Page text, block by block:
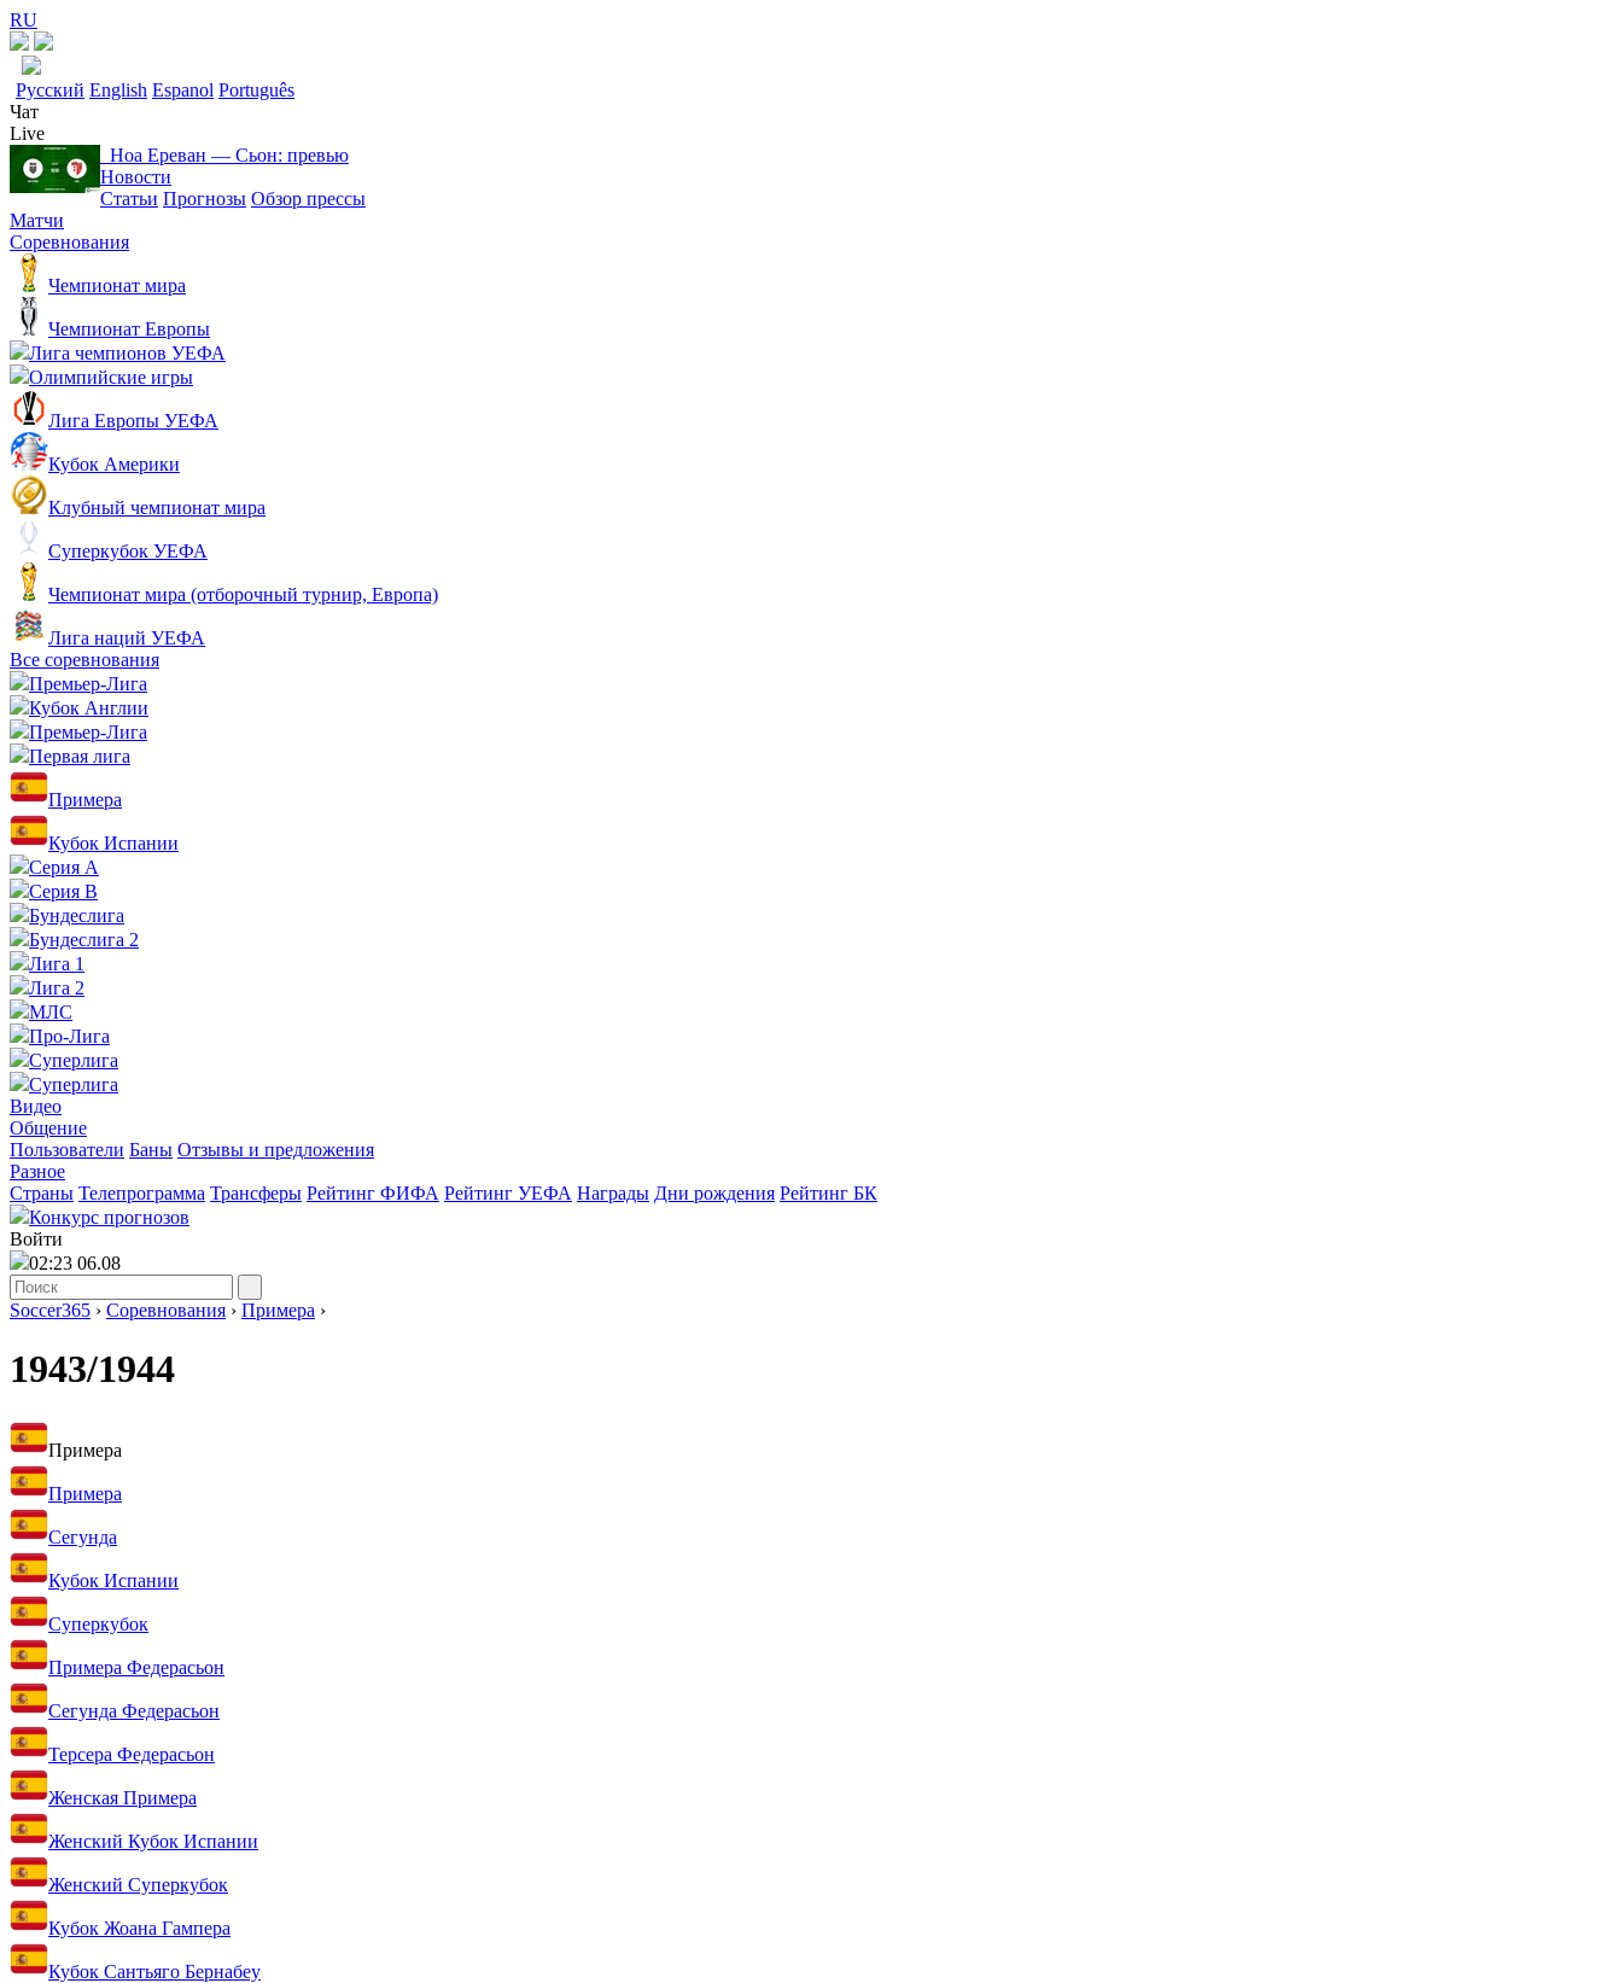
RU
Русский English Espanol Português
Чат
Live
Ноа Ереван ― Сьон: превью
Новости
Статьи Прогнозы Обзор прессы
Матчи
Соревнования
Чемпионат мира
Чемпионат Европы
Лига чемпионов УЕФА
Олимпийские игры
Лига Европы УЕФА
Кубок Америки
Клубный чемпионат мира
Суперкубок УЕФА
Чемпионат мира (отборочный турнир, Европа)
Лига наций УЕФА
Все соревнования
Премьер-Лига
Кубок Англии
Премьер-Лига
Первая лига
Примера
Кубок Испании
Серия А
Серия B
Бундеслига
Бундеслига 2
Лига 1
Лига 2
МЛС
Про-Лига
Суперлига
Суперлига
Видео
Общение
Пользователи Баны Отзывы и предложения
Разное
Страны Телепрограмма Трансферы Рейтинг ФИФА Рейтинг УЕФА Награды Дни рождения Рейтинг БК
Конкурс прогнозов
Войти
02:23 06.08
Soccer365 › Соревнования › Примера ›
1943/1944
Примера
Примера
Сегунда
Кубок Испании
Суперкубок
Примера Федерасьон
Сегунда Федерасьон
Терсера Федерасьон
Женская Примера
Женский Кубок Испании
Женский Суперкубок
Кубок Жоана Гампера
Кубок Сантьяго Бернабеу